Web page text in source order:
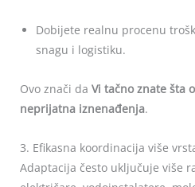
Dobijete realnu procenu
snagu i logistiku.
Ovo znači da Vi tačno znate šta
neprijatna iznenađenja.
3. Efikasna koordinacija više
Adaptacija često uključuje više